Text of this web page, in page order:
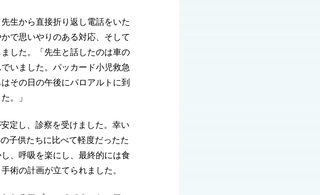
生から直接折り返し電話をいた
で思いやりのある対応、そして
した。「先生と話したのは車の
いました。パッカード小児救急
その日の午後にパロアルトに到
。」
定し、診察を受けました。幸い
子供たちに比べて軽度だったた
、呼吸を楽にし、最終的には食
術の計画が立てられました。